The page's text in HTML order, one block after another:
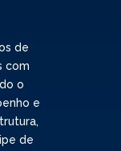
de
com
o
e
de